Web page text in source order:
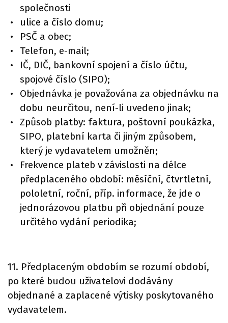
společnosti
ulice a číslo domu;
PSČ a obec;
Telefon, e-mail;
IČ, DIČ, bankovní spojení a číslo účtu,
spojové číslo (SIPO);
Objednávka je považována za objednávku na
dobu neurčitou, není-li uvedeno jinak;
Způsob platby: faktura, poštovní poukázka,
SIPO, platební karta či jiným způsobem,
který je vydavatelem umožněn;
Frekvence plateb v závislosti na délce
předplaceného období: měsíční, čtvrtletní,
pololetní, roční, příp. informace, že jde o
jednorázovou platbu při objednání pouze
určitého vydání periodika;
11. Předplaceným obdobím se rozumí období,
po které budou uživatelovi dodávány
objednané a zaplacené výtisky poskytovaného
vydavatelem.